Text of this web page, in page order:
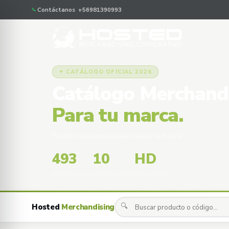
Contáctanos +56981390993
✦ CATÁLOGO OFICIAL 2026
Para tu marca.
493 10 HD
Hosted Merchandising 🔍